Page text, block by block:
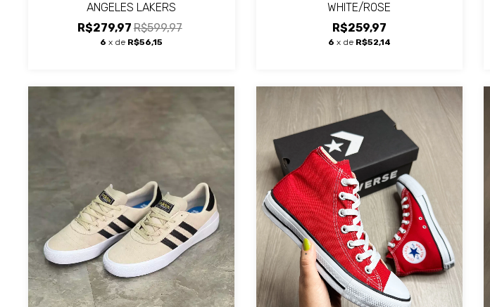
ANGELES LAKERS
R$279,97R$599,97
6 x de R$56,15
WHITE/ROSE
R$259,97
6 x de R$52,14